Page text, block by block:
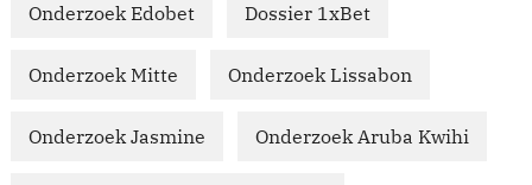
Onderzoek Edobet Dossier 1xBet
Onderzoek Mitte Onderzoek Lissabon
Onderzoek Jasmine Onderzoek Aruba Kwihi